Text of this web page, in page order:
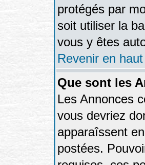
protégés par
soit utiliser la
vous y êtes
Revenir en haut
Que sont les
Les Annonces
vous devriez
apparaîssent
postées.